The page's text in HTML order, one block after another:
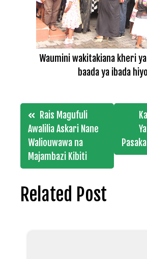
Waumini wakitakiana kheri
baada ya ibada
Post
navigation
Rais Magufuli
Awalilia Askari Nane
Waliouwawa na
Majambazi Kibiti
Related Post